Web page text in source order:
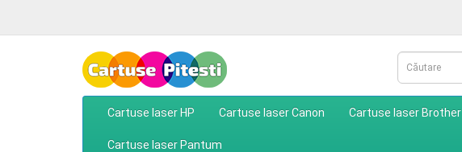
Cartuse laser HP Cartuse laser Canon Cartuse laser Brother
Cartuse laser Pantum